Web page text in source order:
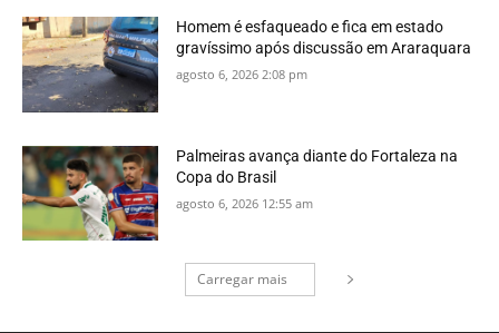
Homem é esfaqueado e fica em estado
gravíssimo após discussão em Araraquara
agosto 6, 2026 2:08 pm
Palmeiras avança diante do Fortaleza na
Copa do Brasil
agosto 6, 2026 12:55 am
Carregar mais